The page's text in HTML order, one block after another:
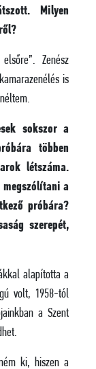
Milyen
Zenész
is
sokszor a
többen
létszáma.
a
próbára?
szerepét,
alapította a
volt, 1958-tól
a Szent
ki, hiszen a